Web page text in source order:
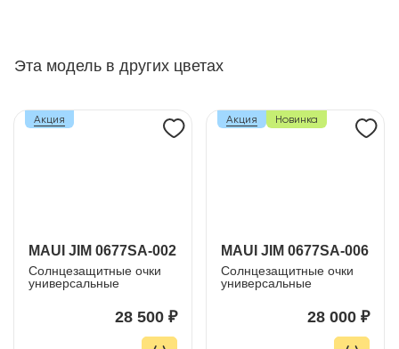
Эта модель в других цветах
MAUI JIM 0677SA-002
Солнцезащитные очки
универсальные
28 500 ₽
Акция
MAUI JIM 0677SA-006
Солнцезащитные очки
универсальные
28 000 ₽
Акция Новинка